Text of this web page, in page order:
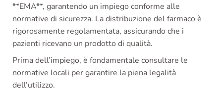
**EMA**, garantendo un impiego conforme alle
normative di sicurezza. La distribuzione del farmaco è
rigorosamente regolamentata, assicurando che i
pazienti ricevano un prodotto di qualità.
Prima dell’impiego, è fondamentale consultare le
normative locali per garantire la piena legalità
dell’utilizzo.